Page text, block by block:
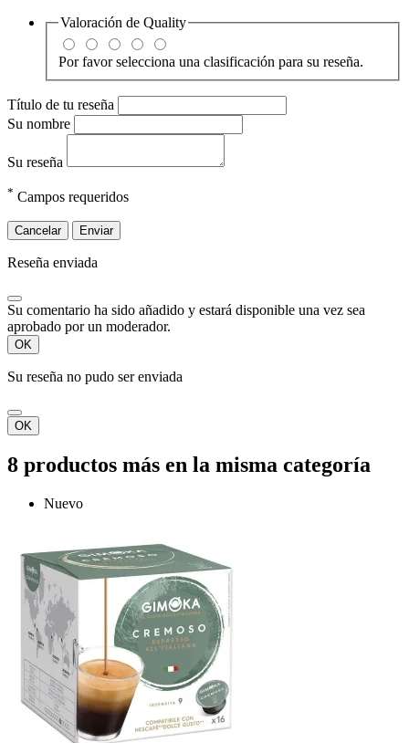
Valoración de Quality
Por favor selecciona una clasificación para su reseña.
Título de tu reseña
Su nombre
Su reseña
* Campos requeridos
Cancelar Enviar
Reseña enviada
Su comentario ha sido añadido y estará disponible una vez sea
aprobado por un moderador.
OK
Su reseña no pudo ser enviada
OK
8 productos más en la misma categoría
Nuevo